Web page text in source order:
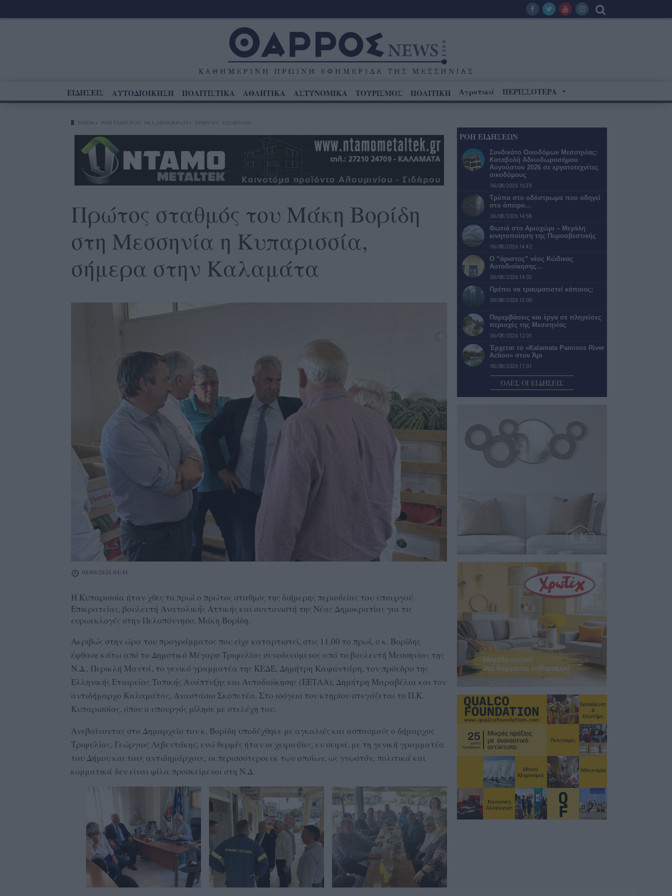
ΕΙΔΗΣΕΙΣ ΑΥΤΟΔΙΟΙΚΗΣΗ ΠΟΛΙΤΙΣΤΙΚΑ ΑΘΛΗΤΙΚΑ ΑΣΤΥΝΟΜΙΚΑ ΤΟΥΡΙΣΜΟΣ ΠΟΛΙΤΙΚΗ Αγροτικά ΠΕΡΙΣΣΟΤΕΡΑ
Πρώτος σταθμός του Μάκη Βορίδη
στη Μεσσηνία η Κυπαρισσία,
σήμερα στην Καλαμάτα
04/06/2024 04:41
Η Κυπαρισσία ήταν χθες το πρωί ο πρώτος σταθμός της διήμερης περιοδείας του υπουργού
Επικρατείας, βουλευτή Ανατολικής Αττικής και συντονιστή της Νέας Δημοκρατίας για τις
ευρωεκλογές στην Πελοπόννησο, Μάκη Βορίδη.
Ακριβώς στην ώρα του προγράμματος που είχε καταρτιστεί, στις 11.00 το πρωί, ο κ. Βορίδης
έφθασε κάτω από το Δημοτικό Μέγαρο Τριφυλίας συνοδευόμενος από το βουλευτή Μεσσηνίας της
Ν.Δ., Περικλή Μαντά, το γενικό γραμματέα της ΚΕΔΕ, Δημήτρη Καφαντάρη, τον πρόεδρο της
Ελληνικής Εταιρείας Τοπικής Ανάπτυξης και Αυτοδιοίκησης (ΕΕΤΑΑ), Δημήτρη Μαραβέλια και τον
αντιδήμαρχο Καλαμάτας, Αναστάσιο Σκοπετέα. Στο ισόγειο του κτηρίου στεγάζεται το Π.Κ.
Κυπαρισσίας, όπου ο υπουργός μίλησε με στελέχη του.
Ανεβαίνοντας στο Δημαρχείο τον κ. Βορίδη υποδέχθηκε με αγκαλιές και ασπασμούς ο δήμαρχος
Τριφυλίας, Γεώργιος Λεβεντάκης, ενώ θερμές ήταν οι χειραψίες, εν σειρά, με τη γενική γραμματέα
του Δήμου και τους αντιδημάρχους, οι περισσότεροι εκ των οποίων, ως γνωστόν, πολιτικά και
κομματικά δεν είναι φίλα προσκείμενοι στη Ν.Δ.
ΡΟΗ ΕΙΔΗΣΕΩΝ
Συνδικάτο Οικοδόμων Μεσσηνίας:
Καταβολή Αδειοδωροσήμου
Αυγούστου 2026 σε εργατοτεχνίτες
οικοδόμους
06/08/2026 16:39
Τρύπα στο οδόστρωμα που οδηγεί
στο άπειρο…
06/08/2026 14:58
Φωτιά στο Αριοχώρι – Μεγάλη
κινητοποίηση της Πυροσβεστικής
06/08/2026 14:42
Ο “άριστος” νέος Κώδικας
Αυτοδιοίκησης…
06/08/2026 14:02
Πρέπει να τραυματιστεί κάποιος;
06/08/2026 13:00
Παρεμβάσεις και έργα σε πληγείσες
περιοχές της Μεσσηνίας
06/08/2026 12:01
Έρχεται το «Kalamata Pamisos River
Action» στον Άρι
06/08/2026 11:01
Συνάντηση του περιφερειάρχη με το
Περιφερειακό Τμήμα Καλαμάτας του
δήλωσαν συμμετοχή στο
πρωτάθλημα της Α’…
06/08/2026 09:10
ΟΛΕΣ ΟΙ ΕΙΔΗΣΕΙΣ